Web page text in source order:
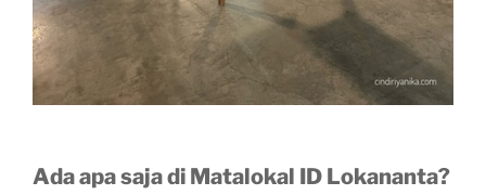
Ada apa saja di Matalokal ID Lokananta?